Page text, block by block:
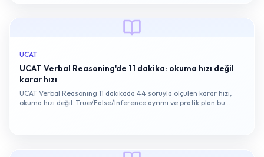
UCAT
UCAT Verbal Reasoning'de 11 dakika: okuma hızı değil
karar hızı
UCAT Verbal Reasoning 11 dakikada 44 soruyla ölçülen karar hızı,
okuma hızı değil. True/False/Inference ayrımı ve pratik plan bu